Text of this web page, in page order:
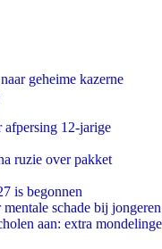
geheime kazerne
12-jarige
ruzie over pakket
is begonnen
schade bij jongeren
aan: extra mondelinge